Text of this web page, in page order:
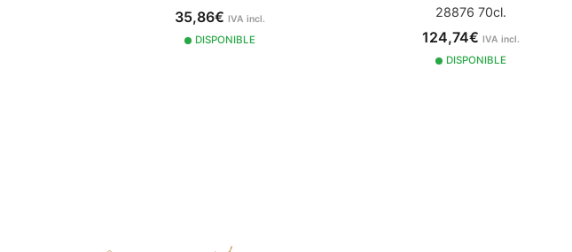
35,86€ IVA incl.
DISPONIBLE
28876 70cl.
124,74€ IVA incl.
DISPONIBLE